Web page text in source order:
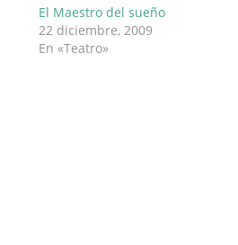
El Maestro del sueño
22 diciembre, 2009
En «Teatro»